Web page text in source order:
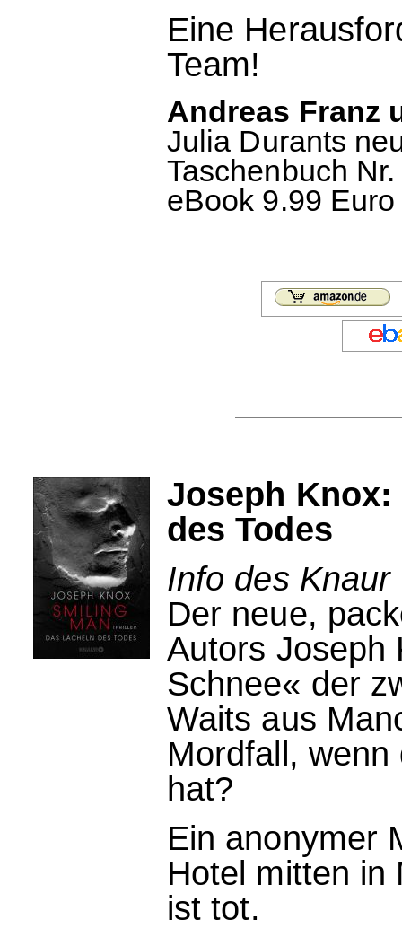
Eine
Team!
Andreas Franz
Julia Durants
Taschenbuch
eBook 9.99
Joseph Knox:
des Todes
Info des Knaur
Der neue,
Autors Joseph
Schnee« der
Waits aus
Mordfall,
hat?
Ein anonymer
Hotel mitten in
ist tot.